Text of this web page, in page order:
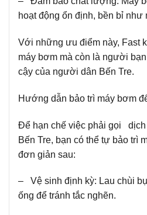
hoạt động ổn định, bền bỉ như
Với những ưu điểm này, Fast
máy bơm mà còn là người
cậy của người dân Bến Tre.
Hướng dẫn bảo trì máy bơm
Để hạn chế việc phải gọi dịch
Bến Tre, bạn có thể tự bảo trì
đơn giản sau:
– Vệ sinh định kỳ: Lau chùi
ống để tránh tắc nghẽn.